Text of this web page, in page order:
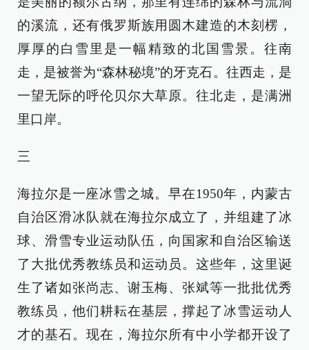
的溪流，还有俄罗斯族用圆木建造的木刻楞，
厚厚的白雪里是一幅精致的北国雪景。往南
走，是被誉为“森林秘境”的牙克石。往西走，是
一望无际的呼伦贝尔大草原。往北走，是满洲
里口岸。
三
海拉尔是一座冰雪之城。早在1950年，内蒙古
自治区滑冰队就在海拉尔成立了，并组建了冰
球、滑雪专业运动队伍，向国家和自治区输送
了大批优秀教练员和运动员。这些年，这里诞
生了诸如张尚志、谢玉梅、张斌等一批批优秀
教练员，他们耕耘在基层，撑起了冰雪运动人
才的基石。现在，海拉尔所有中小学都开设了